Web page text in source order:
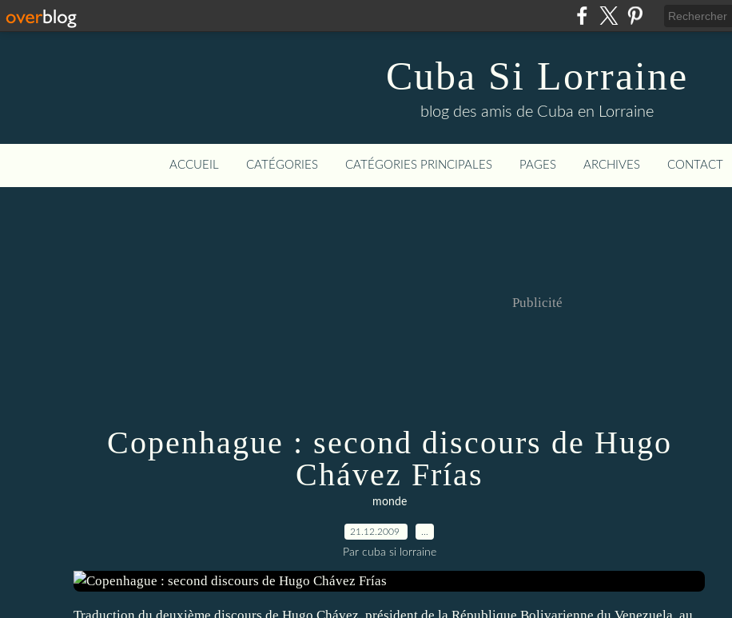
Cuba Si Lorraine
blog des amis de Cuba en Lorraine
ACCUEIL CATÉGORIES CATÉGORIES PRINCIPALES PAGES ARCHIVES CONTACT
Publicité
Copenhague : second discours de Hugo
Chávez Frías
monde
21.12.2009
Par cuba si lorraine